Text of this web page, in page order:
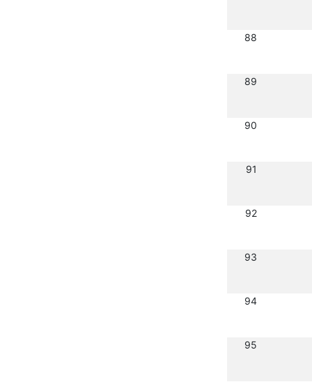
88
89
90
91
92
93
94
95